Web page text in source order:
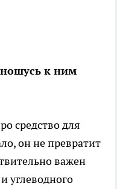
к ним
средство для
он не превратит
важен
углеводного